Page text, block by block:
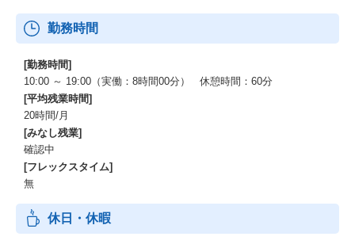
勤務時間
[勤務時間]
10:00 ～ 19:00（実働：8時間00分） 休憩時間：60分
[平均残業時間]
20時間/月
[みなし残業]
確認中
[フレックスタイム]
無
休日・休暇